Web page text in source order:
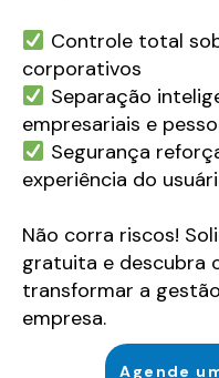
Controle total
corporativos
Separação
empresariais e
Segurança
experiência do
Não corra riscos!
gratuita e descubra
transformar a
empresa.
Agende